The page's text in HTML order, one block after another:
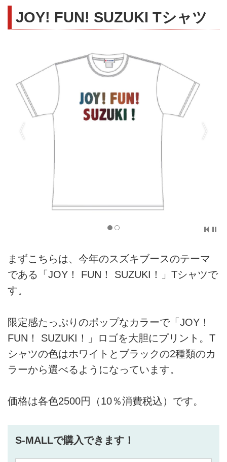
JOY! FUN! SUZUKI Tシャツ
まずこちらは、今年のスズキブースのテーマ
である「JOY！ FUN！ SUZUKI！」Tシャツで
す。
限定感たっぷりのポップなカラーで「JOY！
FUN！ SUZUKI！」ロゴを大胆にプリント。T
シャツの色はホワイトとブラックの2種類のカ
ラーから選べるようになっています。
価格は各色2500円（10％消費税込）です。
S-MALLで購入できます！